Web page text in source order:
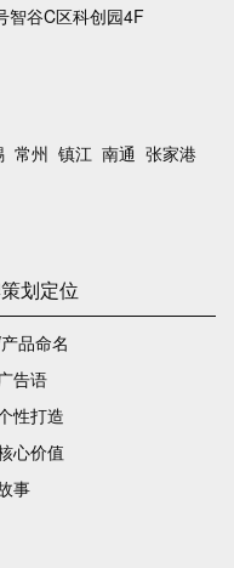
智谷C区科创园4F
常州 镇江 南通 张家港
划定位
品命名
告语
性打造
心价值
事